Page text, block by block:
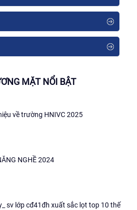
MẶT NỔI BẬT
về trường HNIVC 2025
NGHỀ 2024
sv lớp cđ41đh xuất sắc lọt top 10 thế